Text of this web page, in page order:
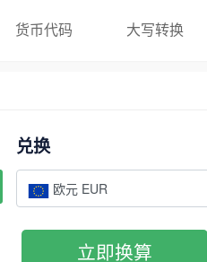
货币代码 大写转换
兑换
欧元 EUR
立即换算